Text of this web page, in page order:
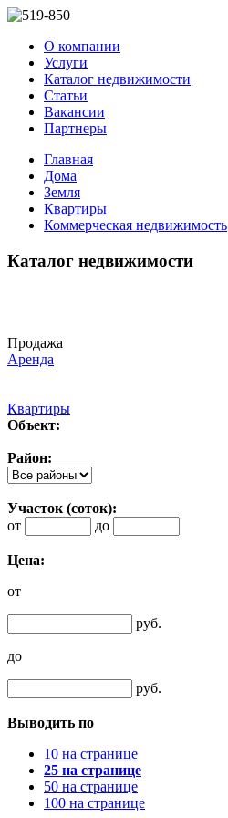
О компании
Услуги
Каталог недвижимости
Статьи
Вакансии
Партнеры
Главная
Дома
Земля
Квартиры
Коммерческая недвижимость
Каталог недвижимости
Продажа
Аренда
Квартиры
Объект:
Район:
Участок (соток):
от
до
Цена:
от
руб.
до
руб.
Выводить по
10 на странице
25 на странице
50 на странице
100 на странице